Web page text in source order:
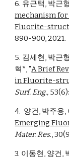
6. 유근택, 박근
mechanism
Fluorite-
890-900, 2021.
5. 김세현, 박근
혁*, "A Brief
in Fluorite-
Surf. Eng.,
4. 양건, 박주용,
Emerging
Mater. Res.,
3. 이동현, 양건,